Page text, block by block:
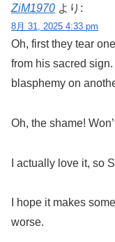
ZiM1970 より:
8月 31, 2025 4:33 pm
Oh, first they tear
from his sacred
blasphemy on
Oh, the shame!
I actually love it, so
I hope it makes
worse.